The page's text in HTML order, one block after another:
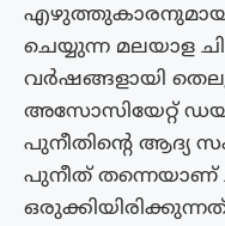
എഴുത്തുകാരനുമായ
ചെയ്യുന്ന മലയാള
വർഷങ്ങളായി
അസോസിയേറ്റ്
പുനീതിൻ്റെ ആദ്യ
പുനീത് തന്നെയാണ്